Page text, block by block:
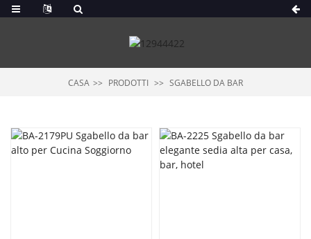
CASA PRODOTTI SGABELLO DA BAR